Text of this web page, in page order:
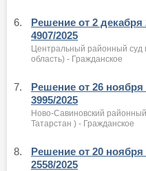
6.
Решение от 2
4907/2025
Центральный районный суд
область) - Гражданское
7.
Решение от 26
3995/2025
Ново-Савиновский районный
Татарстан ) - Гражданское
8.
Решение от 20
2558/2025